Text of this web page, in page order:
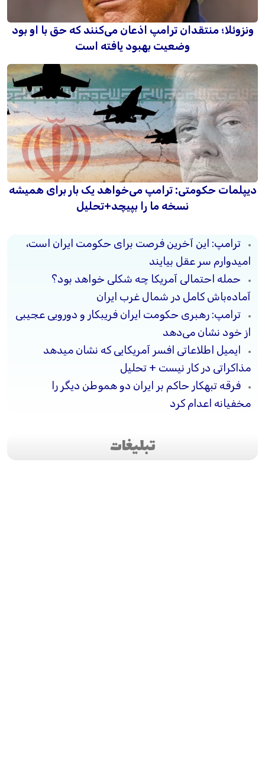
ونزوئلا؛ منتقدان ترامپ اذعان می‌کنند که حق با او بود
وضعیت بهبود یافته است
دیپلمات حکومتی: ترامپ می‌خواهد یک بار برای همیشه
نسخه ما را بپیچد+تحلیل
ترامپ: این آخرین فرصت برای حکومت ایران است،
امیدوارم سر عقل بیایند
حمله احتمالی آمریکا چه شکلی خواهد بود؟
آماده‌باش کامل در شمال غرب ایران
ترامپ: رهبری حکومت ایران فریبکار و دورویی عجیبی
از خود نشان می‌دهد
ایمیل اطلاعاتی افسر آمریکایی که نشان میدهد
مذاکراتی در کار نیست + تحلیل
فرقه تبهکار حاکم بر ایران دو هموطن دیگر را
مخفیانه اعدام کرد
تبلیغات